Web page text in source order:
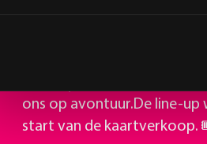
𝟮 𝗦𝗘𝗣𝗧𝗘𝗠𝗕𝗘𝗥 𝟮𝟬𝟮𝟯
💚Op 𝘇𝗮𝘁𝗲𝗿𝗱𝗮𝗴 𝟮
Groningen. Waan jezelf in
ons op avontuur.De line-
start van de kaartverkoop.